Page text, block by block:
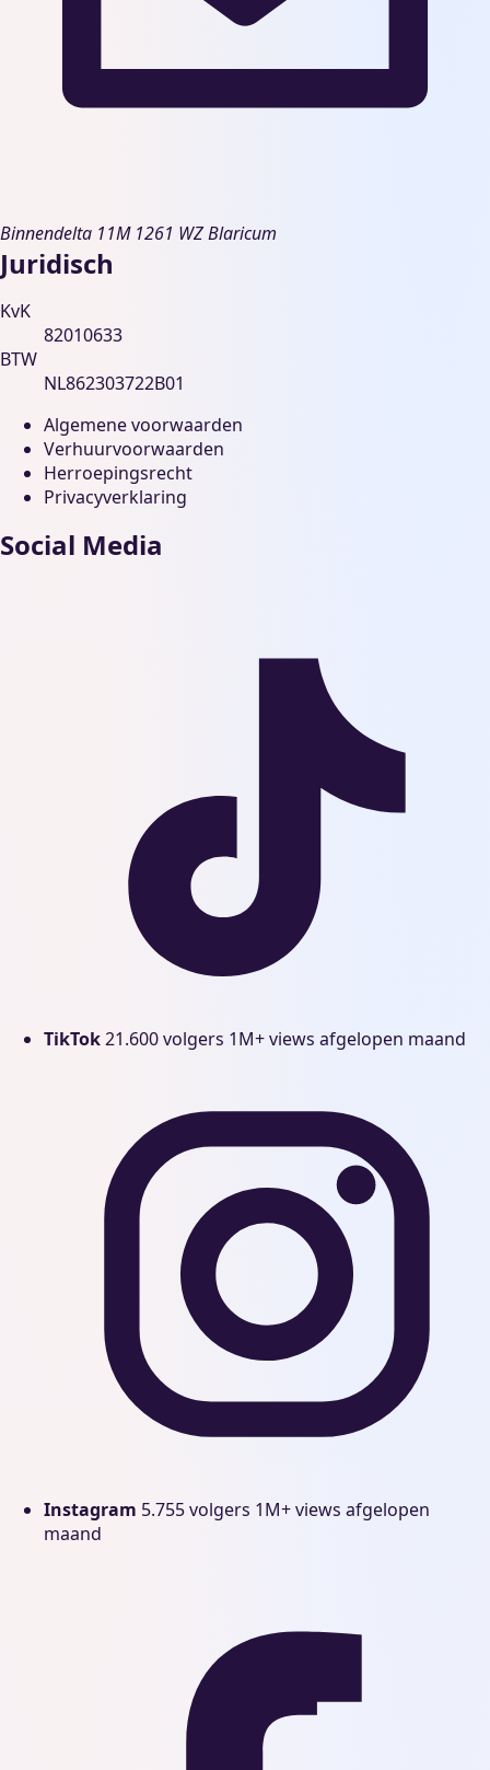
Binnendelta 11M 1261 WZ Blaricum
Juridisch
KvK
82010633
BTW
NL862303722B01
Algemene voorwaarden
Verhuurvoorwaarden
Herroepingsrecht
Privacyverklaring
Social Media
TikTok21.600 volgers 1M+ views afgelopen maand
Instagram 5.755 volgers 1M+ views afgelopen
maand